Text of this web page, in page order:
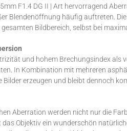
F1.4 DG II | Art hervorragend
Blendenöffnung häufig auftreten.
Bildbereich, selbst bei
und hohem Brechungsindex als
In Kombination mit mehreren
erzeugen und bleibt dennoch
Aberration werden nicht nur die
Objektiv ein wunderschön